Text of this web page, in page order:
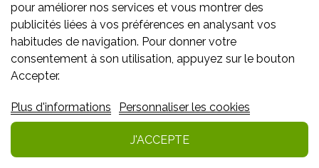
14.39€
15.99€*
Ajouter à mes favoris
pour améliorer nos services et vous montrer des
publicités liées à vos préférences en analysant vos
habitudes de navigation. Pour donner votre
consentement à son utilisation, appuyez sur le bouton
Accepter.
Plus d'informations Personnaliser les cookies
J'ACCEPTE